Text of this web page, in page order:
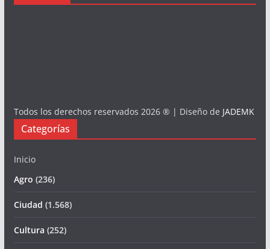
Todos los derechos reservados 2026 ® | Diseño de JADEMK
Categorías
Inicio
Agro (236)
Ciudad (1.568)
Cultura (252)